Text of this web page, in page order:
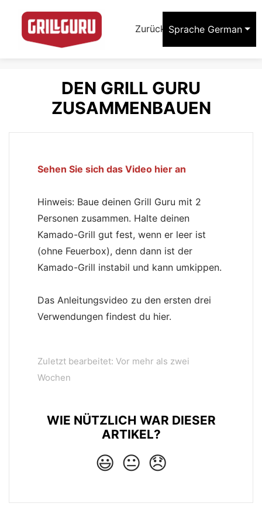
Zurück zu Grill Guruarrow_forward
DEN GRILL GURU
ZUSAMMENBAUEN
Sehen Sie sich das Video hier an
Hinweis: Baue deinen Grill Guru mit 2
Personen zusammen. Halte deinen
Kamado-Grill gut fest, wenn er leer ist
(ohne Feuerbox), denn dann ist der
Kamado-Grill instabil und kann umkippen.
Das Anleitungsvideo zu den ersten drei
Verwendungen findest du hier.
Zuletzt bearbeitet: Vor mehr als zwei
Wochen
WIE NÜTZLICH WAR DIESER
ARTIKEL?
😃 😐 😞
Sprache German